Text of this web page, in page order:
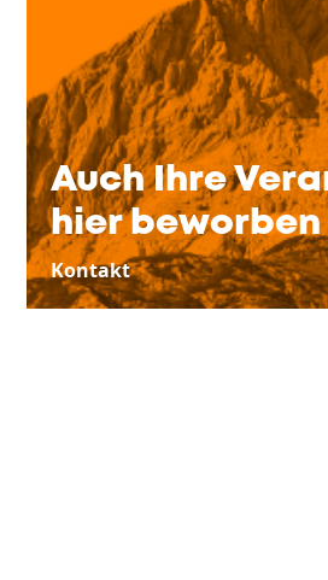
Auch Ihre
hier beworben
Kontakt